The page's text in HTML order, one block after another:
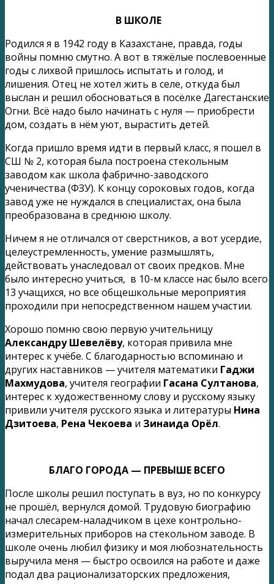
В ШКОЛЕ
Родился я в 1942 году в Казахстане, правда, годы
войны помню смутно. А вот в тяжёлые послевоенные
годы с лихвой пришлось испытать и голод, и
лишения. Отец не хотел жить в селе, откуда был
выслан и решил обосноваться в посёлке Дагестанские
Огни. Всё надо было начинать с нуля — приобрести
дом, создать в нём уют, вырастить детей.
Когда пришло время идти в первый класс, я пошел в
СШ № 2, которая была построена стекольным
заводом как школа фабрично-заводского
ученичества (ФЗУ). К концу сороковых годов, когда
завод уже не нуждался в специалистах, она была
преобразована в среднюю школу.
Ничем я не отличался от сверстников, а вот усердие,
целеустремленность, умение размышлять,
действовать унаследовал от своих предков. Мне
было интересно учиться, в 10-м классе нас было всего
13 учащихся, но все общешкольные мероприятия
проходили при непосредственном нашем участии.
Хорошо помню свою первую учительницу
Александру Шевелёву, которая привила мне
интерес к учёбе. С благодарностью вспоминаю и
других наставников — учителя математики Гаджи
Махмудова, учителя географии Гасана Султанова,
интерес к художественному слову и русскому языку
привили учителя русского языка и литературы Нина
Дзитоева, Рена Чекоева и Зинаида Орёл.
БЛАГО ГОРОДА — ПРЕВЫШЕ ВСЕГО
После школы решил поступать в вуз, но по конкурсу
не прошёл, вернулся домой. Трудовую биографию
начал слесарем-наладчиком в цехе контрольно-
измерительных приборов на стекольном заводе. В
школе очень любил физику и моя любознательность
выручила меня — быстро освоился на работе и даже
подал два рационализаторских предложения,